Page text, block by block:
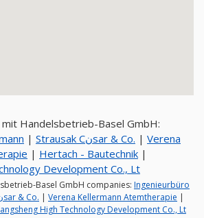
Handelsbetrieb-Basel GmbH:
| Strausak Cنsar & Co. | Verena
| Hertach - Bautechnik |
Development Co., Lt
Basel GmbH companies: Ingenieurbüro
Strausak Cنsar & Co. | Verena Kellermann Atemtherapie |
High Technology Development Co., Lt